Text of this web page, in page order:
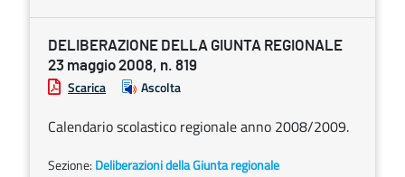
DELIBERAZIONE DELLA GIUNTA REGIONALE
23 maggio 2008, n. 819
Scarica Ascolta
Calendario scolastico regionale anno 2008/2009.
Sezione: Deliberazioni della Giunta regionale